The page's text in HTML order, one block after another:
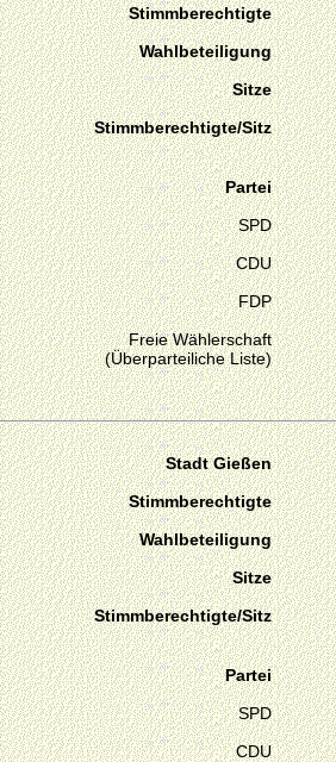
Stimmberechtigte
Wahlbeteiligung
Sitze
Stimmberechtigte/Sitz
Partei
SPD
CDU
FDP
Freie Wählerschaft
(Überparteiliche Liste)
Stadt Gießen
Stimmberechtigte
Wahlbeteiligung
Sitze
Stimmberechtigte/Sitz
Partei
SPD
CDU